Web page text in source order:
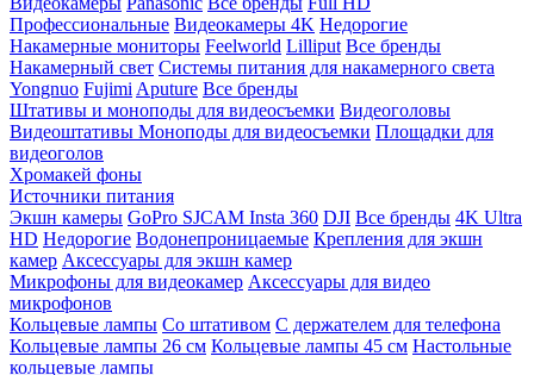
Профессиональные Видеокамеры 4K Недорогие
Накамерные мониторы Feelworld Lilliput Все бренды
Накамерный свет Системы питания для накамерного света
Yongnuo Fujimi Aputure Все бренды
Штативы и моноподы для видеосъемки Видеоголовы
Видеоштативы Моноподы для видеосъемки Площадки для
видеоголов
Хромакей фоны
Источники питания
Экшн камеры GoPro SJCAM Insta 360 DJI Все бренды 4K Ultra
HD Недорогие Водонепроницаемые Крепления для экшн
камер Аксессуары для экшн камер
Микрофоны для видеокамер Аксессуары для видео
микрофонов
Кольцевые лампы Со штативом C держателем для телефона
Кольцевые лампы 26 см Кольцевые лампы 45 см Настольные
кольцевые лампы